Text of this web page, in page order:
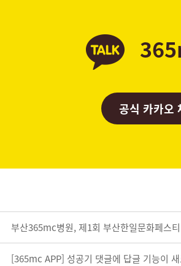
공식 카카오
부산365mc병원, 제1회 부산한일문화페스
[365mc APP] 성공기 댓글에 답글 기능이